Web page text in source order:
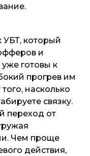
УБТ, который
и
уже готовы к
прогрев им
насколько
связку.
переход от
Чем проще
действия,